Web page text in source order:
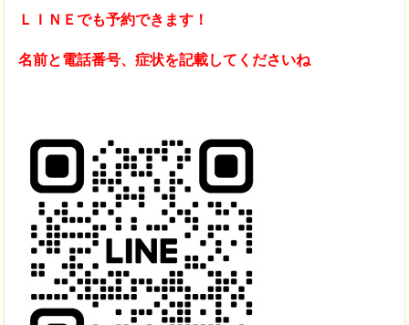
ＬＩＮＥでも予約できます！
名前と電話番号、症状を記載してくださいね